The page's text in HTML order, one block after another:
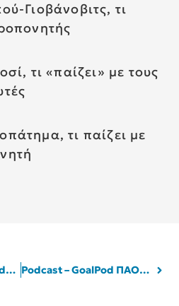
Γιοβάνοβιτς, τι
τι «παίζει» με τους
τι παίζει με
Podcast – Άλλο ένα Podcast, με τον Θωμά Ζάμπρα | Pod.gr Podcast – GoalPod ΠΑΟΚ, με τον Κώστα Πετρωτό | Pod.gr